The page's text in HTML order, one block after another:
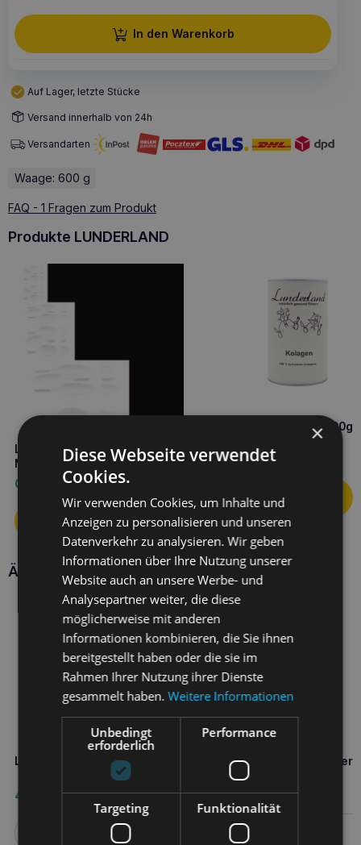
In den Warenkorb
Auf Lager, letzte Stücke
Versand innerhalb von 24h
Versandarten
Waage: 600 g
FAQ - 1 Fragen zum Produkt
Produkte LUNDERLAND
Lunderland Produkt
Messbecher – Löffel
0,90
Lunderland Kollagen 600g
38,10 €
Ähnliche Produkte
Lunderland Omega3 Öl 500ml
49,60
Lunderland-Bierhefe
100g
8,60€
×
Diese Webseite verwendet
Cookies.
Wir verwenden Cookies, um Inhalte und
Anzeigen zu personalisieren und unseren
Datenverkehr zu analysieren. Wir geben
Informationen über Ihre Nutzung unserer
Website auch an unsere Werbe- und
Analysepartner weiter, die diese
möglicherweise mit anderen
Informationen kombinieren, die Sie ihnen
bereitgestellt haben oder die sie im
Rahmen Ihrer Nutzung ihrer Dienste
gesammelt haben.Weitere Informationen
Unbedingt
erforderlich
Performance
Targeting Funktionalität